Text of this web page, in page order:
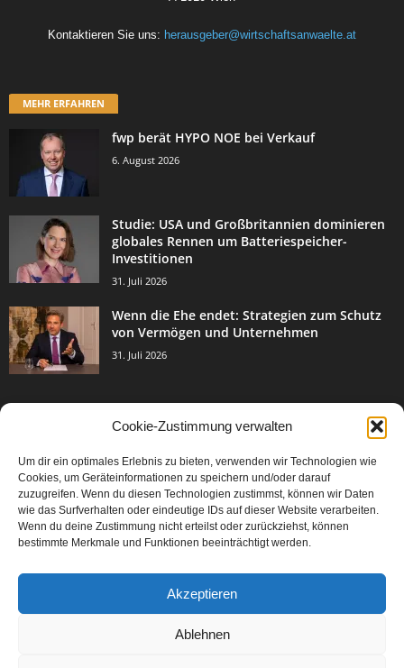
Cookie-Zustimmung verwalten
Um dir ein optimales Erlebnis zu bieten, verwenden wir Technologien wie
Cookies, um Geräteinformationen zu speichern und/oder darauf
zuzugreifen. Wenn du diesen Technologien zustimmst, können wir Daten
wie das Surfverhalten oder eindeutige IDs auf dieser Website verarbeiten.
Wenn du deine Zustimmung nicht erteilst oder zurückziehst, können
bestimmte Merkmale und Funktionen beeinträchtigt werden.
Akzeptieren
Ablehnen
Kontaktieren Sie uns: herausgeber@wirtschaftsanwaelte.at
MEHR ERFAHREN
fwp berät HYPO NOE bei Verkauf
6. August 2026
Studie: USA und Großbritannien dominieren
globales Rennen um Batteriespeicher-
Investitionen
31. Juli 2026
Wenn die Ehe endet: Strategien zum Schutz
von Vermögen und Unternehmen
31. Juli 2026
Events & Success 3003
Breaking News 2067
Aktuelles
Featured Article
Karriere 567